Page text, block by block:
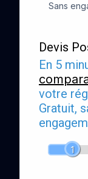
Sans
Devis
En 5
votre
Gratuit,
1